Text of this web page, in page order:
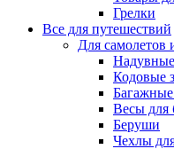
Грелки
Все для путешествий
Для самолетов
Кодовые
Весы для
Беруши
Чехлы